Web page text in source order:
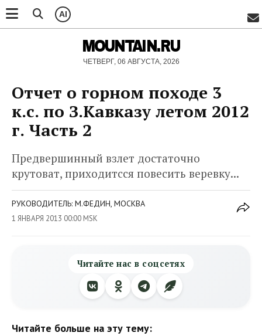
AI
MOUNTAIN.RU
ЧЕТВЕРГ, 06 АВГУСТА, 2026
Отчет о горном походе 3
к.с. по З.Кавказу летом 2012
г. Часть 2
Предвершинный взлет достаточно
крутоват, приходитсся повесить веревку...
РУКОВОДИТЕЛЬ: М.ФЕДИН, МОСКВА
1 ЯНВАРЯ 2013 00:00 MSK
Читайте нас в соцсетях
Читайте больше на эту тему: